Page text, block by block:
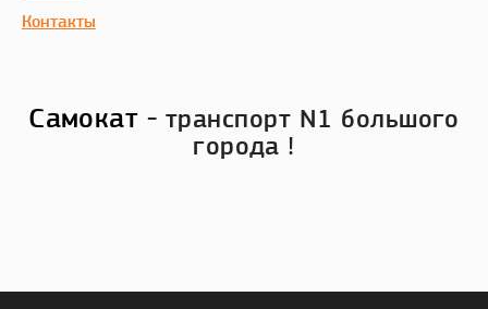
Контакты
Самокат - транспорт N1 большого
города !